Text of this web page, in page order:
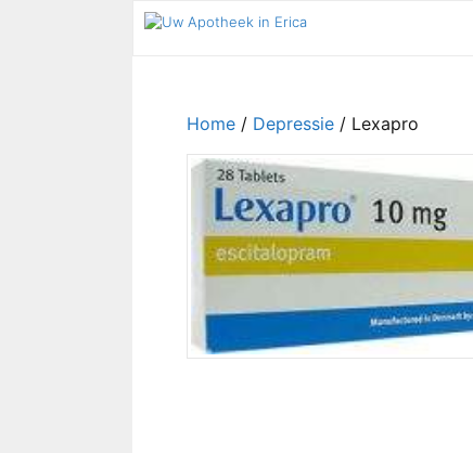
Home / Depressie / Lexapro